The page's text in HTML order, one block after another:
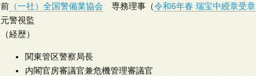
前 （一社）全国警備業協会 専務理事（令和6年春 瑞宝中綬章受章
元警視監
（経歴）
関東管区警察局長
内閣官房審議官兼危機管理審議官